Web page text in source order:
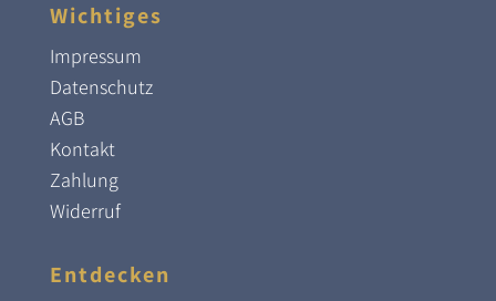
Wichtiges
Impressum
Datenschutz
AGB
Kontakt
Zahlung
Widerruf
Entdecken